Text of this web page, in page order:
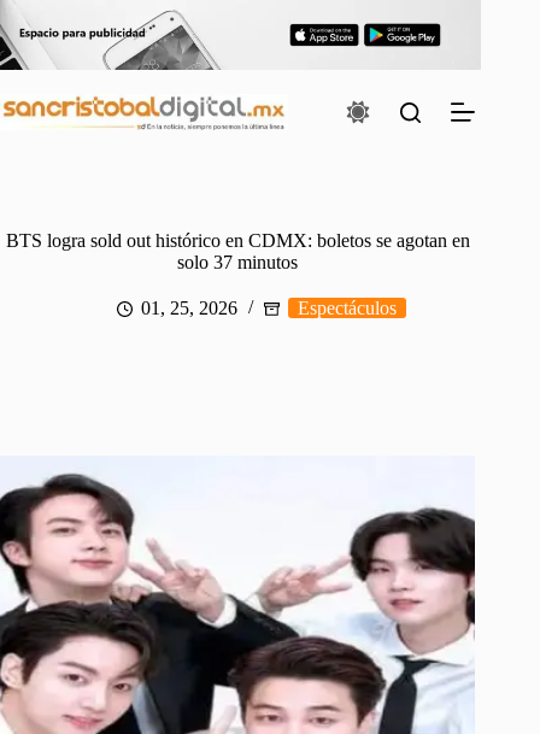
al
contenido
BTS logra sold out histórico en CDMX: boletos se agotan en
solo 37 minutos
01, 25, 2026 Espectáculos